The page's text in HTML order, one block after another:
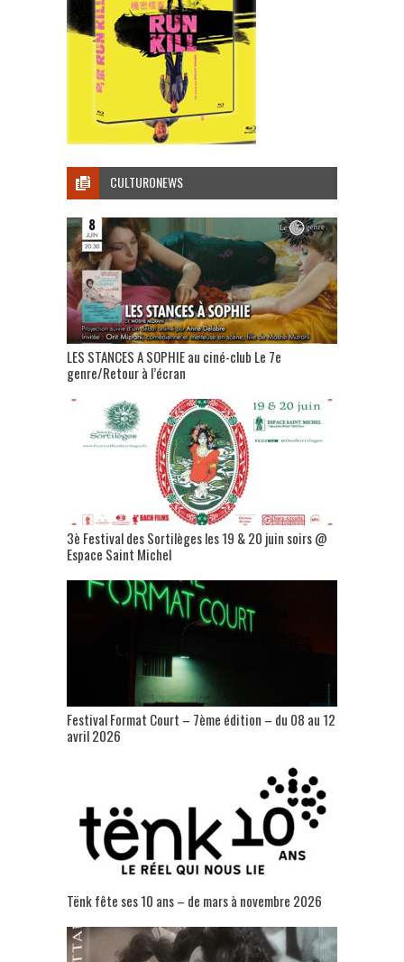
CULTURONEWS
LES STANCES A SOPHIE au ciné-club Le 7e
genre/Retour à l’écran
3è Festival des Sortilèges les 19 & 20 juin soirs @
Espace Saint Michel
Festival Format Court – 7ème édition – du 08 au 12
avril 2026
Tënk fête ses 10 ans – de mars à novembre 2026